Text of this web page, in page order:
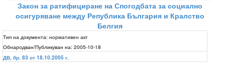
Закон за ратифициране на Спогодбата за социално
осигуряване между Република България и Кралство
Белгия
Тип на документа: нормативен акт
Обнародван/Публикуван на: 2005-10-18
ДВ, бр. 83 от 18.10.2005 г.